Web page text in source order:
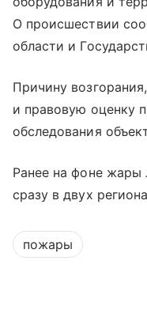
О происшествии
области и
Причину
и правовую оценку
обследования
Ранее на фоне жары
сразу в двух
пожары